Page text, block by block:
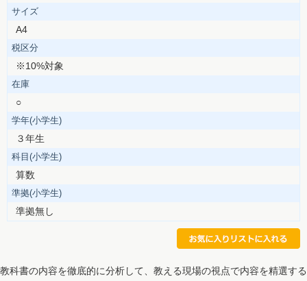
サイズ
A4
税区分
※10%対象
在庫
○
学年(小学生)
３年生
科目(小学生)
算数
準拠(小学生)
準拠無し
教科書の内容を徹底的に分析して、教える現場の視点で内容を精選する